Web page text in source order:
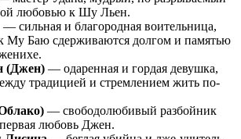
любовью к Шу Льен.
— сильная и благородная воительница,
Му Баю сдерживаются долгом и памятью
(Джен) — одаренная и гордая девушка,
традицией и стремлением жить по-
— свободолюбивый разбойник
любовь Джен.